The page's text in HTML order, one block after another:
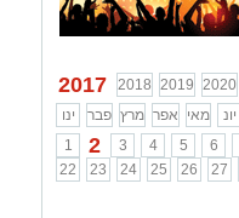
2017 2018 2019 2020
ינו
פבר מרץ אפר מאי יונ
1
2 3 4 5 6
22
23 24 25 26 27